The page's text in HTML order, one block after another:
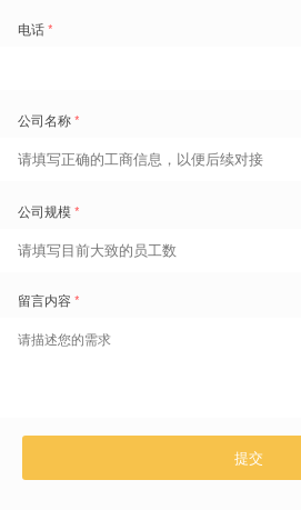
以某全球知名光伏企业为例，其生产计划
缺乏过程管控，导致每月支付的大量加班
5% 的净利率下，相当于损耗了超过8000
25%，就是 250 万的纯利润——在 5% 的
排班经理能同时记住 63 条合规红线，在